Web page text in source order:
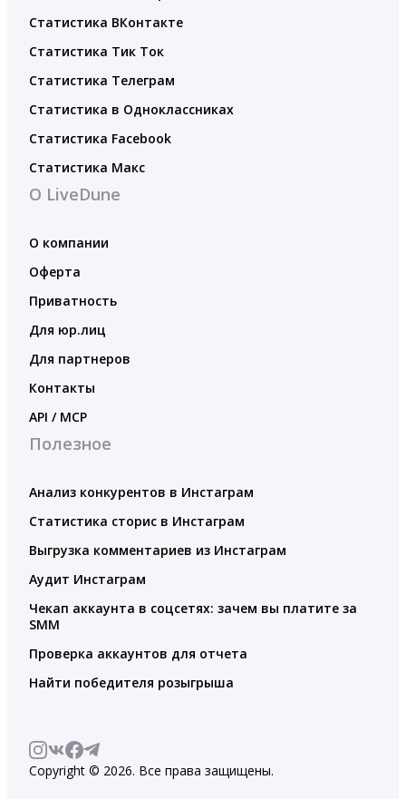
Статистика ВКонтакте
Статистика Тик Ток
Статистика Телеграм
Статистика в Одноклассниках
Статистика Facebook
Статистика Макс
О LiveDune
О компании
Оферта
Приватность
Для юр.лиц
Для партнеров
Контакты
API / MCP
Полезное
Анализ конкурентов в Инстаграм
Статистика сторис в Инстаграм
Выгрузка комментариев из Инстаграм
Аудит Инстаграм
Чекап аккаунта в соцсетях: зачем вы платите за
SMM
Проверка аккаунтов для отчета
Найти победителя розыгрыша
Copyright © 2026. Все права защищены.